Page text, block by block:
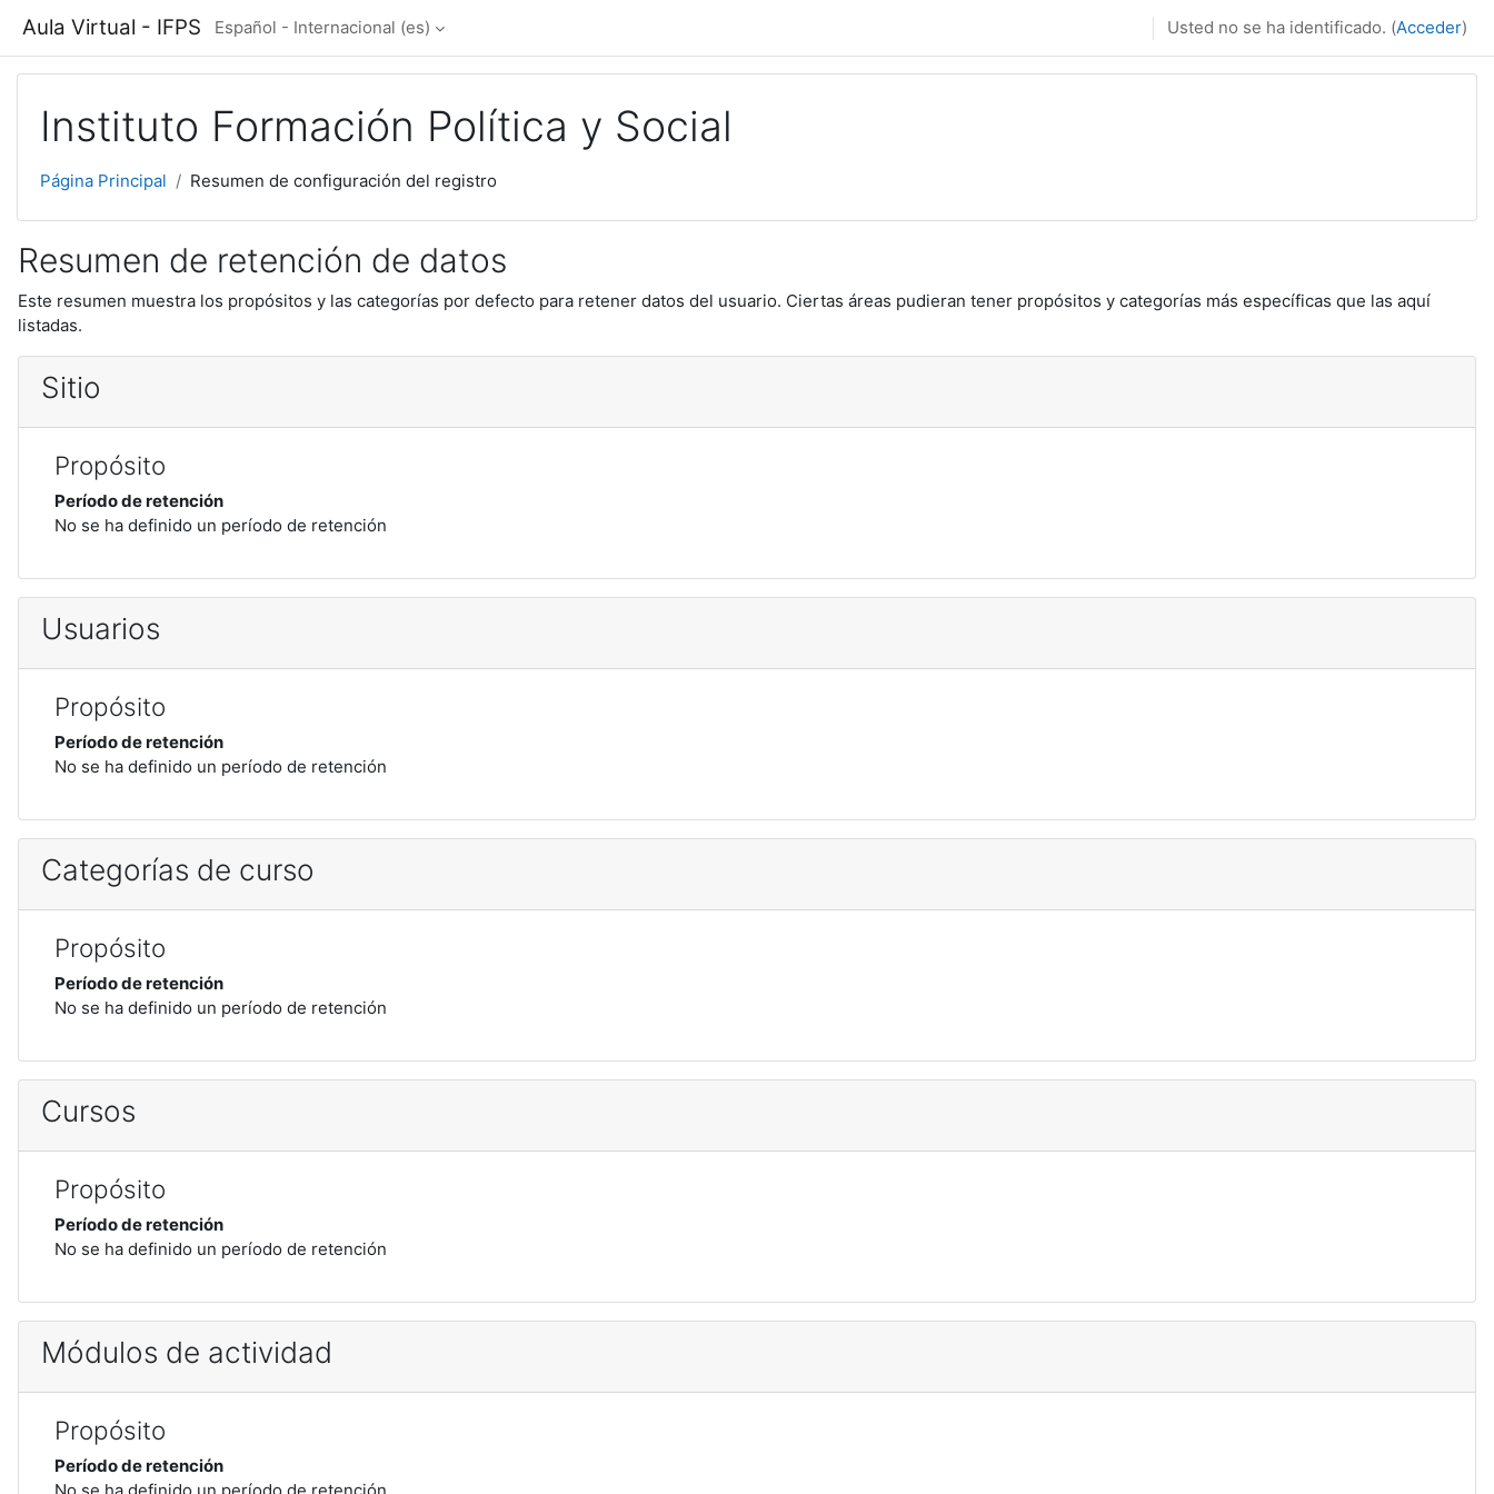
Aula Virtual - IFPS Español - Internacional ‎(es)‎ Usted no se ha identificado. (Acceder)
Instituto Formación Política y Social
Página Principal Resumen de configuración del registro
Resumen de retención de datos
Este resumen muestra los propósitos y las categorías por defecto para retener datos del usuario. Ciertas áreas pudieran tener propósitos y categorías más específicas que las aquí
listadas.
Sitio
Propósito
Período de retención
No se ha definido un período de retención
Usuarios
Propósito
Período de retención
No se ha definido un período de retención
Categorías de curso
Propósito
Período de retención
No se ha definido un período de retención
Cursos
Propósito
Período de retención
No se ha definido un período de retención
Módulos de actividad
Propósito
Período de retención